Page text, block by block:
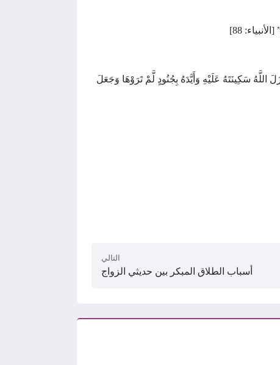
88]
اللَّهُ سَكِينَتَهُ عَلَيْهِ وَأَيَّدَهُ بِجُنُودٍ لَّمْ تَرَوْهَا وَجَعَلَ
التالي
أسباب الطلاق المبكر بين حديثي الزواج